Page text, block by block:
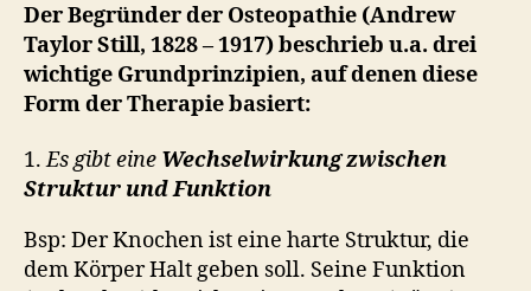
Der Begründer der Osteopathie (Andrew
Taylor Still, 1828 – 1917) beschrieb u.a. drei
wichtige Grundprinzipien, auf denen diese
Form der Therapie basiert:
1.Es gibt eine Wechselwirkung zwischen
Struktur und Funktion
Bsp: Der Knochen ist eine harte Struktur, die
dem Körper Halt geben soll. Seine Funktion